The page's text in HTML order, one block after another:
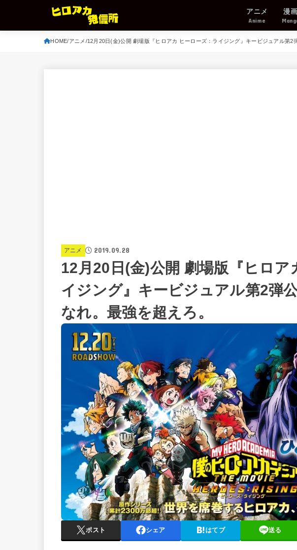
アニメ
Anime
漫画
HOME アニメ 12月20日(金)公開 劇場版『ヒロアカ ヒーローズ：ライジング』キービジュアル第2
アニメ 2019.09.28
12月20日(金)公開 劇場版『ヒロア
イジング』キービジュアル第2弾
なれ。最強を超えろ。
ポスト シェア はてブ 送る